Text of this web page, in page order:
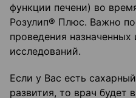
функции печени) во
Розулип® Плюс. Важно
проведения
исследований.
Если у Вас есть
развития, то врач будет